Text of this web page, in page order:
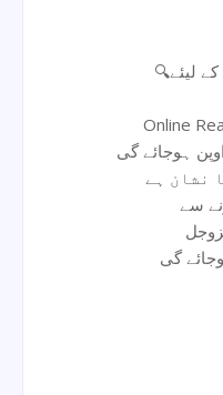
کے لیئے
Online
ہوجائے گی
نشان ہے
سے
گی